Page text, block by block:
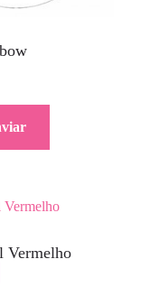
Vermelho